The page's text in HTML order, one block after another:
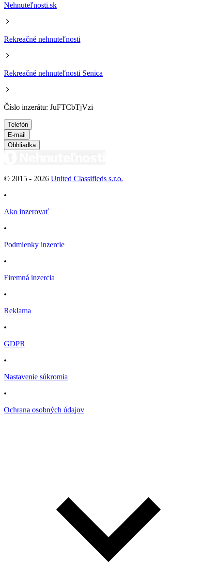
Nehnuteľnosti.sk
Rekreačné nehnuteľnosti
Rekreačné nehnuteľnosti Senica
Číslo inzerátu: JuFTCbTjVzi
Telefón
E-mail
Obhliadka
© 2015 - 2026 United Classifieds s.r.o.
•
Ako inzerovať
•
Podmienky inzercie
•
Firemná inzercia
•
Reklama
•
GDPR
•
Nastavenie súkromia
•
Ochrana osobných údajov